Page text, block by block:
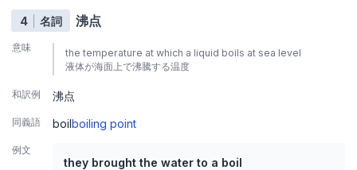
4 名詞 沸点
意味
the temperature at which a liquid boils at sea level
液体が海面上で沸騰する温度
和訳例 沸点
同義語 boilboiling point
例文
they brought the water to a boil